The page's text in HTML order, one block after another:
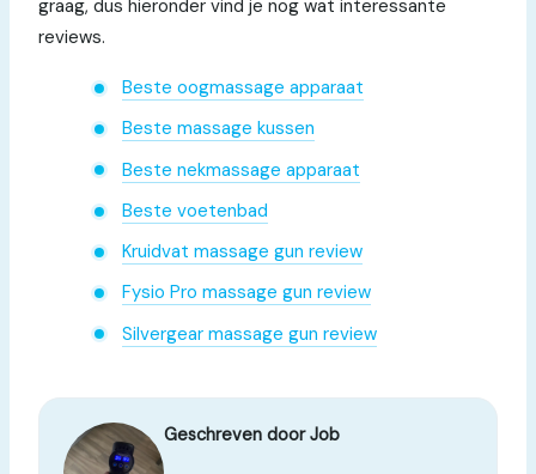
graag, dus hieronder vind je nog wat interessante
reviews.
Beste oogmassage apparaat
Beste massage kussen
Beste nekmassage apparaat
Beste voetenbad
Kruidvat massage gun review
Fysio Pro massage gun review
Silvergear massage gun review
Geschreven door Job